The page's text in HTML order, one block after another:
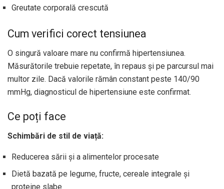
Greutate corporală crescută
Cum verifici corect tensiunea
O singură valoare mare nu confirmă hipertensiunea.
Măsurătorile trebuie repetate, în repaus și pe parcursul mai
multor zile. Dacă valorile rămân constant peste 140/90
mmHg, diagnosticul de hipertensiune este confirmat.
Ce poți face
Schimbări de stil de viață:
Reducerea sării și a alimentelor procesate
Dietă bazată pe legume, fructe, cereale integrale și
proteine slabe